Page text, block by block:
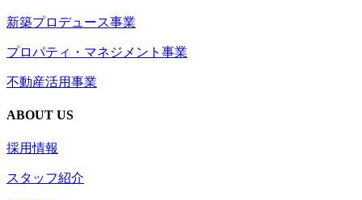
新築プロデュース事業
プロパティ・マネジメント事業
不動産活用事業
ABOUT US
採用情報
スタッフ紹介